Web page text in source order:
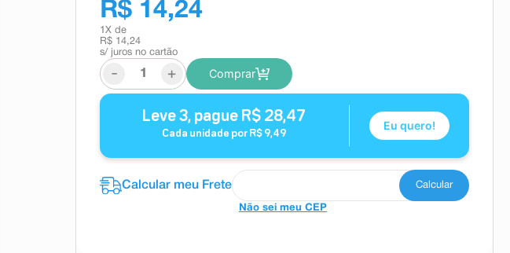
R$ 14,24
1 X de
R$ 14,24
s/ juros no cartão
- + Comprar
Leve3, pague R$ 28,47
Cada unidade por R$ 9,49
Eu quero!
Não sei meu CEP